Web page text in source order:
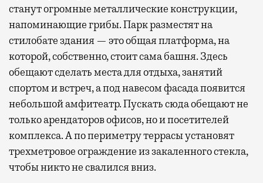
станут огромные металлические конструкции,
напоминающие грибы. Парк разместят на
стилобате здания — это общая платформа, на
которой, собственно, стоит сама башня. Здесь
обещают сделать места для отдыха, занятий
спортом и встреч, а под навесом фасада появится
небольшой амфитеатр. Пускать сюда обещают не
только арендаторов офисов, но и посетителей
комплекса. А по периметру террасы установят
трехметровое ограждение из закаленного стекла,
чтобы никто не свалился вниз.